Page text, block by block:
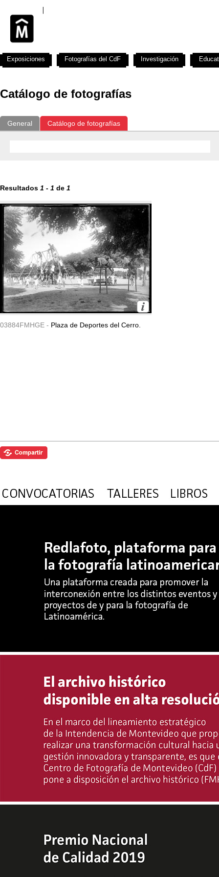
Catálogo de fotografías
General Catálogo de fotografías
Resultados 1 - 1 de 1
03884FMHGE - Plaza de Deportes del Cerro.
Exposiciones Fotografías del CdF Investigación